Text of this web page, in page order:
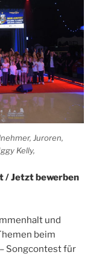
Juroren,
Kelly,
/ Jetzt bewerben
und
beim
Songcontest für